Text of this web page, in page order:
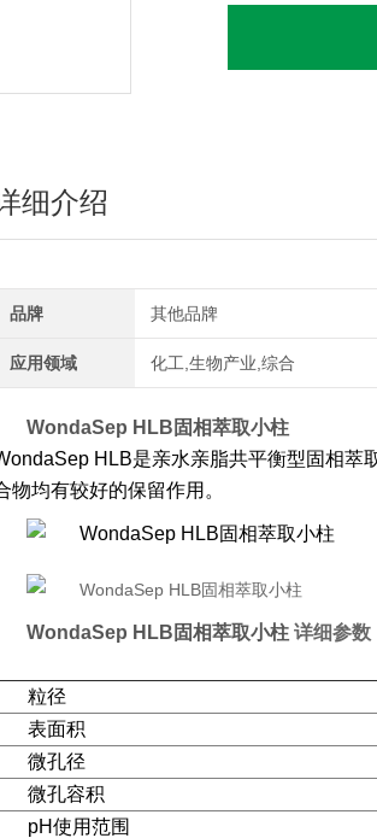
细介绍
品牌 其他品牌
应用领域 化工,生物产业,综合
WondaSep HLB固相萃取小柱
HLB是亲水亲脂共平衡型固相萃
物均有较好的保留作用。
WondaSep HLB固相萃取小柱 详细参数
粒径
表面积
微孔径
微孔容积
pH使用范围